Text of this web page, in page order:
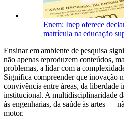
Enem: Inep oferece
matrícula na educação
Ensinar em ambiente de pesquisa
não apenas reproduzem conteúdos,
problemas, a lidar com a
Significa compreender que inovação
convivência entre áreas, da liberdade
institucional. A multidisciplinaridade
às engenharias, da saúde às artes —
motor.